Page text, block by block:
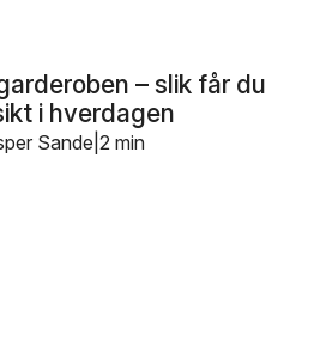
– slik får du
i hverdagen
2 min
Sande